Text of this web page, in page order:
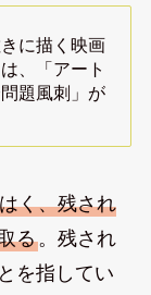
に描く映画
、「アート
題風刺」が
く、残され
る。残され
を指してい